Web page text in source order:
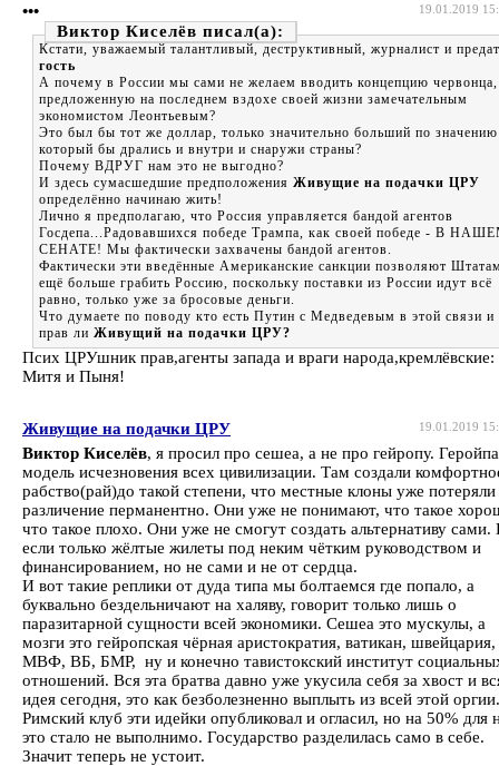
19.01.2019
•••
Виктор Киселёв
Кстати, уважаемый талантливый, деструктивный, журналист и
гость
А почему в России мы сами не желаем вводить концепцию червонца,
предложенную на последнем вздохе своей жизни замечательным
экономистом Леонтьевым?
Это был бы тот же доллар, только значительно больший по
который бы дрались и внутри и снаружи страны?
Почему ВДРУГ нам это не выгодно?
И здесь сумасшедшие предположения Живущие на подачки ЦРУ
определённо начинаю жить!
Лично я предполагаю, что Россия управляется бандой агентов
Госдепа...Радовавшихся победе Трампа, как своей победе - В
СЕНАТЕ! Мы фактически захвачены бандой агентов.
Фактически эти введённые Американские санкции позволяют
ещё больше грабить Россию, поскольку поставки из России идут всё
равно, только уже за бросовые деньги.
Что думаете по поводу кто есть Путин с Медведевым в этой связи и
прав ли Живущий на подачки ЦРУ?
Псих ЦРУшник прав,агенты запада и враги народа,кремлёвские:
Митя и Пыня!
19.01.2019
Живущие на подачки ЦРУ
Виктор Киселёв, я просил про сешеа, а не про гейропу.
модель исчезновения всех цивилизации. Там создали
рабство(рай)до такой степени, что местные клоны уже потеряли
различение перманентно. Они уже не понимают, что такое
что такое плохо. Они уже не смогут создать альтернативу сами.
если только жёлтые жилеты под неким чётким руководством и
финансированием, но не сами и не от сердца.
И вот такие реплики от дуда типа мы болтаемся где попало, а
буквально бездельничают на халяву, говорит только лишь о
паразитарной сущности всей экономики. Сешеа это мускулы, а
мозги это гейропская чёрная аристократия, ватикан, швейцария,
МВФ, ВБ, БМР, ну и конечно тавистокский институт
отношений. Вся эта братва давно уже укусила себя за хвост и
идея сегодня, это как безболезненно выплыть из всей этой оргии.
Римский клуб эти идейки опубликовал и огласил, но на 50% для
это стало не выполнимо. Государство разделилась само в себе.
Значит теперь не устоит.